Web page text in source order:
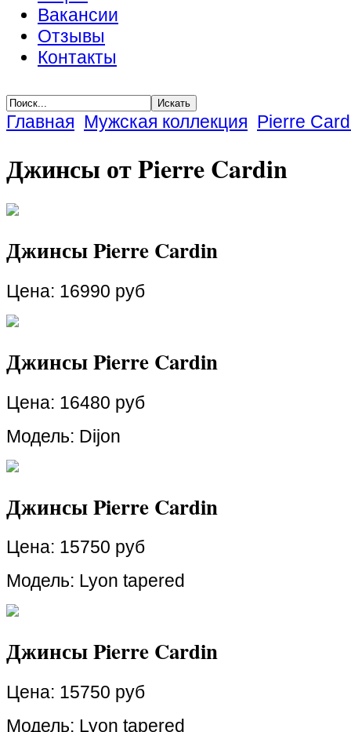
Вакансии
Отзывы
Контакты
Главная Мужская коллекция Pierre
Джинсы от Pierre Cardin
Джинсы Pierre Cardin
Цена: 16990 руб
Джинсы Pierre Cardin
Цена: 16480 руб
Модель: Dijon
Джинсы Pierre Cardin
Цена: 15750 руб
Модель: Lyon tapered
Джинсы Pierre Cardin
Цена: 15750 руб
Модель: Lyon tapered